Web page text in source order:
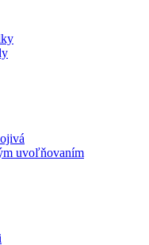
uvoľňovaním